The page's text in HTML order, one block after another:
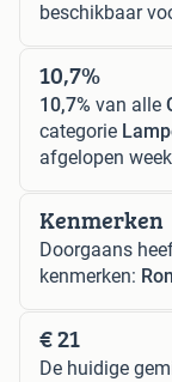
beschikbaar
10,7%
10,7% van alle
categorie
afgelopen
Kenmerken
Doorgaans
kenmerken:
€ 21
De huidige